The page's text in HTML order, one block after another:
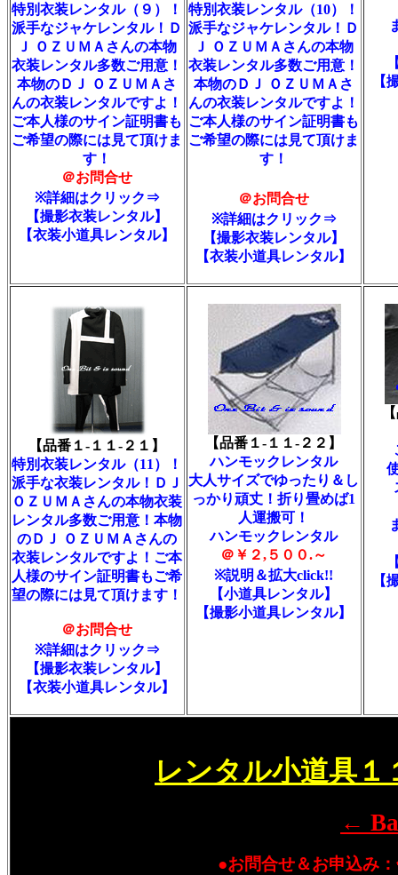
特別衣装レンタル（９）！
派手なジャケレンタル！Ｄ
Ｊ ＯＺＵＭＡさんの本物
衣装レンタル多数ご用意！
本物のＤＪ ＯＺＵＭＡさ
んの衣装レンタルですよ！
ご本人様のサイン証明書も
ご希望の際には見て頂けま
す！
＠お問合せ
※詳細はクリック⇒
【撮影衣装レンタル】
【衣装小道具レンタル】
特別衣装レンタル（10）！
派手なジャケレンタル！Ｄ
Ｊ ＯＺＵＭＡさんの本物
衣装レンタル多数ご用意！
本物のＤＪ ＯＺＵＭＡさ
んの衣装レンタルですよ！
ご本人様のサイン証明書も
ご希望の際には見て頂けま
す！
＠お問合せ
※詳細はクリック⇒
【撮影衣装レンタル】
【衣装小道具レンタル】
【
【品番１-１１-２１】
特別衣装レンタル（11）！
派手な衣装レンタル！ＤＪ
ＯＺＵＭＡさんの本物衣装
レンタル多数ご用意！本物
のＤＪ ＯＺＵＭＡさんの
衣装レンタルですよ！ご本
人様のサイン証明書もご希
望の際には見て頂けます！
＠お問合せ
※詳細はクリック⇒
【撮影衣装レンタル】
【衣装小道具レンタル】
【品番１-１１-２２】
ハンモックレンタル
大人サイズでゆったり＆し
っかり頑丈！折り畳めば1
人運搬可！
ハンモックレンタル
＠￥２,５００.～
※説明＆拡大click!!
【小道具レンタル】
【撮影小道具レンタル】
【
レンタル小道具
←
●お問合せ＆お申込み